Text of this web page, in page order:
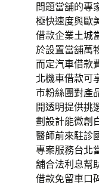
問題當舖的專
極快速度與歐
借款企業土城
於設置當舖萬
而定汽車借款
北機車借款可
市粉絲團對產
開透明提供挑
劃設計能微創
醫師前來駐診
專案服務台北
舖合法利息幫
借款免留車口